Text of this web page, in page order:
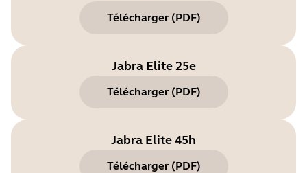
Télécharger (PDF)
Jabra Elite 25e
Télécharger (PDF)
Jabra Elite 45h
Télécharger (PDF)